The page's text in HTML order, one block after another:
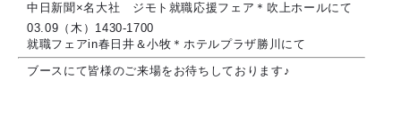
中日新聞×名大社 ジモト就職応援フェア＊吹上ホールにて
03.09（木）1430-1700
就職フェアin春日井＆小牧＊ホテルプラザ勝川にて
ブースにて皆様のご来場をお待ちしております♪